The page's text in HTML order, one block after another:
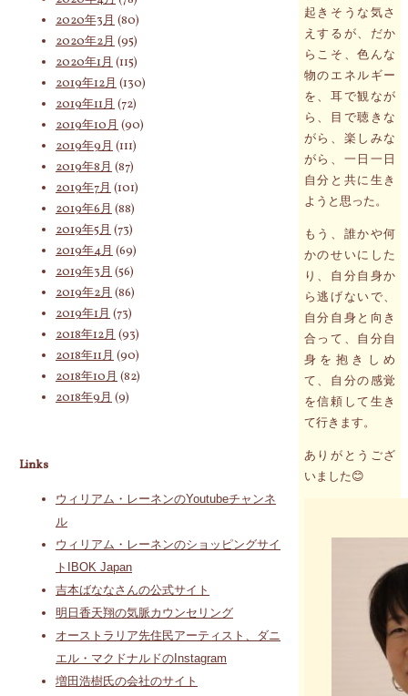
起きそうな気さ
えするが、だか
らこそ、色んな
物のエネルギー
を、耳で観なが
ら、目で聴きな
がら、楽しみな
がら、一日一日
自分と共に生き
ようと思った。
もう、誰かや何
かのせいにした
り、自分自身か
ら逃げないで、
自分自身と向き
合って、自分自
身を抱きしめ
て、自分の感覚
を信頼して生き
て行きます。
ありがとうござ
いました😊
2020年3月 (80)
2020年2月 (95)
2020年1月 (115)
2019年12月 (130)
2019年11月 (72)
2019年10月 (90)
2019年9月 (111)
2019年8月 (87)
2019年7月 (101)
2019年6月 (88)
2019年5月 (73)
2019年4月 (69)
2019年3月 (56)
2019年2月 (86)
2019年1月 (73)
2018年12月 (93)
2018年11月 (90)
2018年10月 (82)
2018年9月 (9)
Links
ウィリアム・レーネンのYoutubeチャンネ
ル
ウィリアム・レーネンのショッピングサイ
トIBOK Japan
吉本ばななさんの公式サイト
明日香天翔の気脈カウンセリング
オーストラリア先住民アーティスト、ダニ
エル・マクドナルドのInstagram
増田浩樹氏の会社のサイト